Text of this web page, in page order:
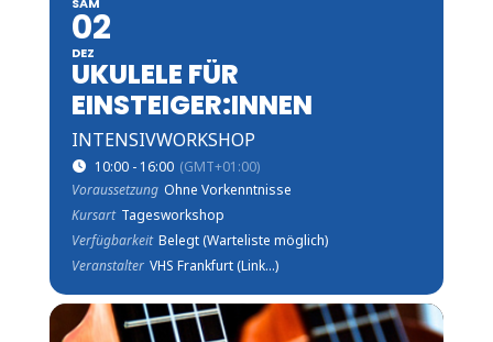
02
DEZ
UKULELE FÜR
EINSTEIGER:INNEN
INTENSIVWORKSHOP
10:00 - 16:00 (GMT+01:00)
Voraussetzung Ohne Vorkenntnisse
Kursart Tagesworkshop
Verfügbarkeit Belegt (Warteliste möglich)
Veranstalter VHS Frankfurt (Link...)